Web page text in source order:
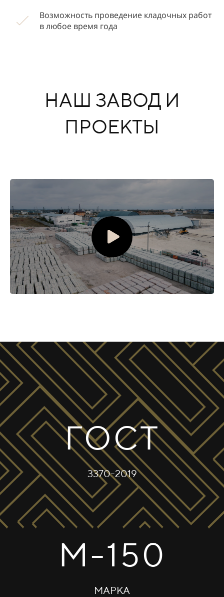
Возможность проведение кладочных работ
в любое время года
НАШ ЗАВОД И
ПРОЕКТЫ
ГОСТ
3370-2019
М-150
МАРКА